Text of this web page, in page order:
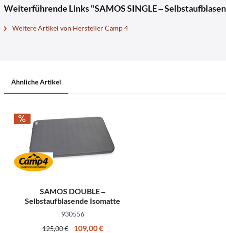
Weiterführende Links "SAMOS SINGLE ‒
Weitere Artikel von Hersteller Camp 4
Ähnliche Artikel
SAMOS DOUBLE ‒
Selbstaufblasende Isomatte
930556
125,00 €
109,00 €